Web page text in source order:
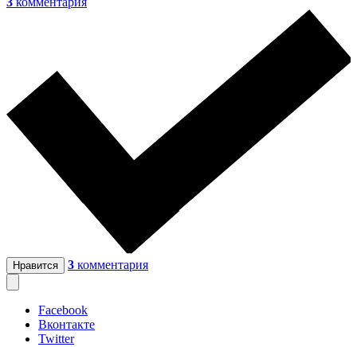
Нравится 3 комментария
Facebook
Вконтакте
Twitter